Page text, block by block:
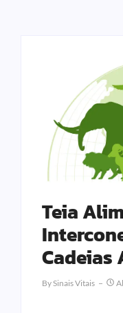
Teia
Cadeias
BySinais Vitais